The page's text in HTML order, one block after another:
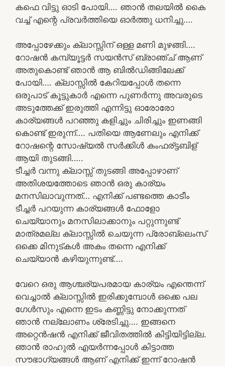
കഫെ വിട്ടു ഓടി പോയി…. ഞാൻ തലയിൽ കൈ
വച്ച് എന്റെ പ്രവർത്തിയെ ഓർത്തു ധനിച്ചു….
അപ്പോഴേക്കും ക്ലാസ്സിന് ഒള്ള മണി മുഴങ്ങി….
റോഷൻ കമ്പ്യൂട്ടർ സയൻസ് ബ്രാഞ്ച് ആണ്
അതുകൊണ്ട് ഞാൻ ആ ബിൽഡിങ്ങിലേക്ക്
പോയി…. ക്ലാസ്സിൽ കേറിയപ്പോൾ തന്നെ
ഒരുപാട് കൂട്ടുകാർ എന്നെ പുണർന്നു അവരുടെ
അടുത്തേക്ക് ഇരുത്തി എന്നിട്ടു ഓരോരോ
കാര്യങ്ങൾ പറഞ്ഞു കളിച്ചും ചിരിച്ചും ഇണങ്ങി
കൊണ്ട് ഇരുന്ന്…. പതിയെ ആണേലും എനിക്ക്
റോഷന്റെ സോഷ്യൽ സർക്കിൾ കംഫര്ട്ടബിള്
ആയി തുടങ്ങി…..
ടീച്ചർ വന്നു ക്ലാസ്സ്‌ തുടങ്ങി അപ്പോഴാണ്
അതിശയത്തോടെ ഞാൻ ഒരു കാര്യം
മനസിലാവുന്നത്… എനിക്ക് പണ്ടത്തെ കാടീം
ടീച്ചർ പറയുന്ന കാര്യങ്ങൾ ഫോളോ
ചെയ്യാനും മനസിലാക്കാനും പറ്റുന്നുണ്ട്
മാത്രമല്ല ക്ലാസ്സിൽ ചെയുന്ന പ്രോബ്ലെംസ്
ഒക്കെ മിനുട്കൾ അകം തന്നെ എനിക്ക്
ചെയ്യാൻ കഴിയുന്നുണ്ട്….
വേറെ ഒരു ആശ്ചര്യപരമായ കാര്യം എന്തെന്ന്
വെച്ചാൽ ക്ലാസ്സിൽ ഇരിക്കുമ്പോൾ ഒക്കെ പല
ഗേൾസും എന്നെ ഇടം കണ്ണിട്ടു നോക്കുന്നത്
ഞാൻ നല്ലോണം ശ്രേടിച്ചു…. ഇങ്ങനെ
അറ്റെൻഷൻ എനിക്ക് ജീവിതത്തിൽ കിട്ടിയിട്ടില്ല.
ഞാൻ രാഹുൽ എയർന്നപ്പോൾ കിട്ടാത്ത
സൗഭാഗ്യങ്ങൾ ആണ് എനിക്ക് ഇന്ന് റോഷൻ